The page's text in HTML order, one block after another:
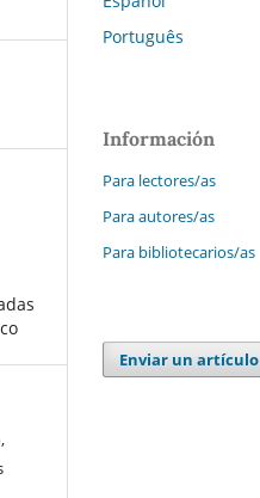
Português
Información
Para lectores/as
Para autores/as
Para bibliotecarios/as
Enviar un artículo